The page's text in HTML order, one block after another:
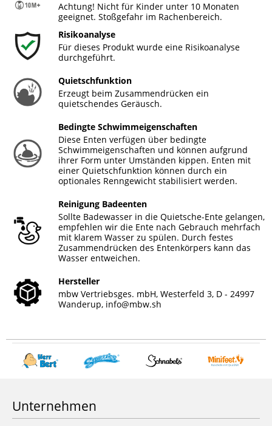
Achtung! Nicht für Kinder unter 10 Monaten
geeignet. Stoßgefahr im Rachenbereich.
Risikoanalyse
Für dieses Produkt wurde eine Risikoanalyse
durchgeführt.
Quietschfunktion
Erzeugt beim Zusammendrücken ein
quietschendes Geräusch.
Bedingte Schwimmeigenschaften
Diese Enten verfügen über bedingte
Schwimmeigenschaften und können aufgrund
ihrer Form unter Umständen kippen. Enten mit
einer Quietschfunktion können durch ein
optionales Renngewicht stabilisiert werden.
Reinigung Badeenten
Sollte Badewasser in die Quietsche-Ente gelangen,
empfehlen wir die Ente nach Gebrauch mehrfach
mit klarem Wasser zu spülen. Durch festes
Zusammendrücken des Entenkörpers kann das
Wasser entweichen.
Hersteller
mbw Vertriebsges. mbH, Westerfeld 3, D - 24997
Wanderup, info@mbw.sh
Unternehmen